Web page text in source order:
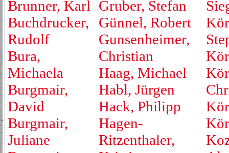
Brunner, Karl
Buchdrucker,
Rudolf
Bura,
Michaela
Burgmair,
David
Burgmair,
Juliane
Gruber, Stefan
Günnel, Robert
Gunsenheimer,
Christian
Haag, Michael
Habl, Jürgen
Hack, Philipp
Hagen-
Ritzenthaler,